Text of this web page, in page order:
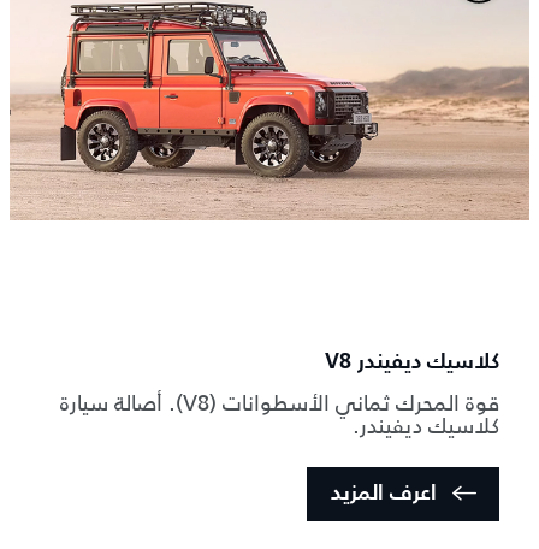
كلاسيك ديفيندر V8
قوة المحرك ثماني الأسطوانات (V8). أصالة سيارة
كلاسيك ديفيندر.
اعرف المزيد